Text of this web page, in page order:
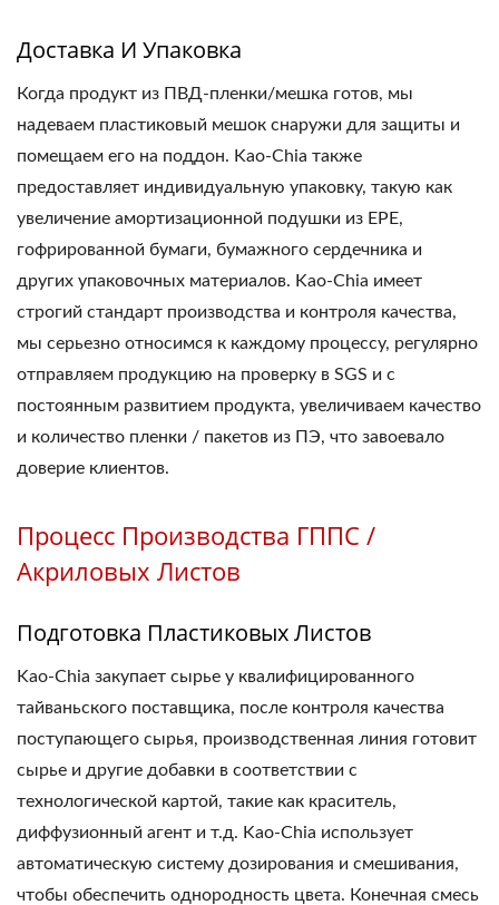
Доставка И Упаковка
Когда продукт из ПВД-пленки/мешка готов, мы
надеваем пластиковый мешок снаружи для защиты и
помещаем его на поддон. Kao-Chia также
предоставляет индивидуальную упаковку, такую как
увеличение амортизационной подушки из EPE,
гофрированной бумаги, бумажного сердечника и
других упаковочных материалов. Kao-Chia имеет
строгий стандарт производства и контроля качества,
мы серьезно относимся к каждому процессу, регулярно
отправляем продукцию на проверку в SGS и с
постоянным развитием продукта, увеличиваем качество
и количество пленки / пакетов из ПЭ, что завоевало
доверие клиентов.
Процесс Производства ГППС /
Акриловых Листов
Подготовка Пластиковых Листов
Kao-Chia закупает сырье у квалифицированного
тайваньского поставщика, после контроля качества
поступающего сырья, производственная линия готовит
сырье и другие добавки в соответствии с
технологической картой, такие как краситель,
диффузионный агент и т.д. Kao-Chia использует
автоматическую систему дозирования и смешивания,
чтобы обеспечить однородность цвета. Конечная смесь